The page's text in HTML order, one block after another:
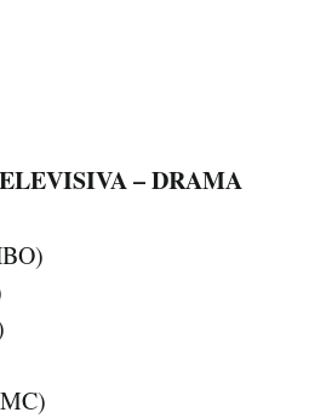
– DRAMA